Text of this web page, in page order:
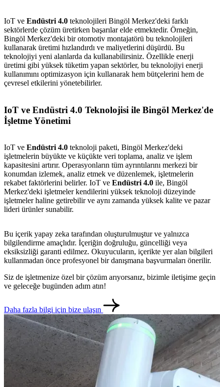
IoT ve Endüstri 4.0 teknolojileri Bingöl Merkez'deki farklı
sektörlerde çözüm üretirken başarılar elde etmektedir. Örneğin,
Bingöl Merkez'deki bir otomotiv montajatörü bu teknolojileri
kullanarak üretimi hızlandırdı ve maliyetlerini düşürdü. Bu
teknolojiyi yeni alanlarda da kullanabilirsiniz. Özellikle enerji
üretimi gibi yüksek tüketim yapan sektörler, bu teknolojiyi enerji
kullanımını optimizasyon için kullanarak hem bütçelerini hem de
çevresel etkilerini yönetebilirler.
IoT ve Endüstri 4.0 Teknolojisi ile Bingöl Merkez'de
İşletme Yönetimi
IoT ve Endüstri 4.0 teknoloji paketi, Bingöl Merkez'deki
işletmelerin büyükte ve küçükte veri toplama, analiz ve işlem
kapasitesini artırır. Operasyonların tüm ayrıntılarını merkezi bir
konumdan izlemek, analiz etmek ve düzenlemek, işletmelerin
rekabet faktörlerini belirler. IoT ve Endüstri 4.0 ile, Bingöl
Merkez'deki işletmeler kendilerini yüksek teknoloji düzeyinde
işletmeler haline getirebilir ve aynı zamanda yüksek kalite ve pazar
lideri ürünler sunabilir.
Bu içerik yapay zeka tarafından oluşturulmuştur ve yalnızca
bilgilendirme amaçlıdır. İçeriğin doğruluğu, güncelliği veya
eksiksizliği garanti edilmez. Okuyucuların, içerikte yer alan bilgileri
kullanmadan önce profesyonel bir danışmana başvurmaları önerilir.
Siz de işletmenize özel bir çözüm arıyorsanız, bizimle iletişime geçin
ve geleceğe bugünden adım atın!
Daha fazla bilgi için bize ulaşın